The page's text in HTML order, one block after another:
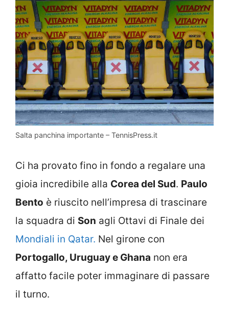
Salta panchina importante – TennisPress.it
Ci ha provato fino in fondo a regalare una
gioia incredibile alla Corea del Sud. Paulo
Bento è riuscito nell’impresa di trascinare
la squadra di Son agli Ottavi di Finale dei
Mondiali in Qatar. Nel girone con
Portogallo, Uruguay e Ghana non era
affatto facile poter immaginare di passare
il turno.